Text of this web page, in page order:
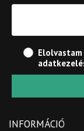
INFORMÁCIÓ